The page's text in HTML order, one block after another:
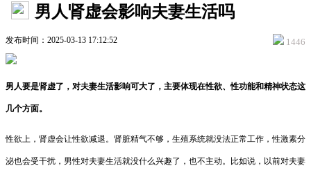
男人肾虚会影响夫妻生活吗
发布时间：2025-03-13 17:12:52 1446
男人要是肾虚了，对夫妻生活影响可大了，主要体现在性欲、性功能和精神状态这
几个方面。
性欲上，肾虚会让性欲减退。肾脏精气不够，生殖系统就没法正常工作，性激素分
泌也会受干扰，男性对夫妻生活就没什么兴趣了，也不主动。比如说，以前对夫妻